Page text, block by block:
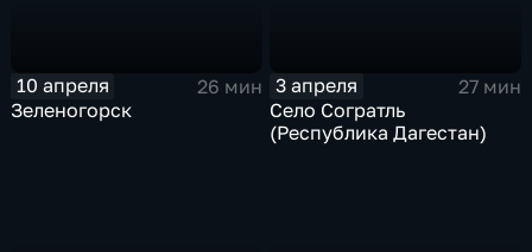
10 апреля
26 мин
Зеленогорск
3 апреля
27 мин
Село Согратль
(Республика Дагестан)